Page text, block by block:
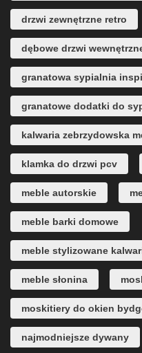
drzwi zewnętrzne retro
dębowe drzwi
granatowa sypialnia
granatowe dodatki do
kalwaria zebrzydowska
klamka do drzwi pcv
meble autorskie
meble barki domowe
meble stylizowane
meble słonina
moskitiery do okien
najmodniejsze dywany